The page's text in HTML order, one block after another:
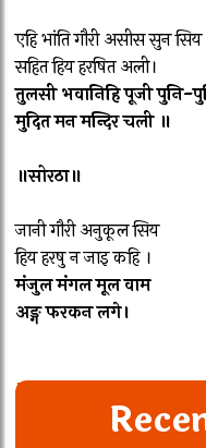
एहि भांति गौरी असीस सुन सिय
सहित हिय हरषित अली।
तुलसी भवानिहि पूजी पुनि-
मुदित मन मन्दिर चली ॥
॥सोरठा॥
जानी गौरी अनुकूल सिय
हिय हरषु न जाइ कहि ।
मंजुल मंगल मूल वाम
अङ्ग फरकन लगे।